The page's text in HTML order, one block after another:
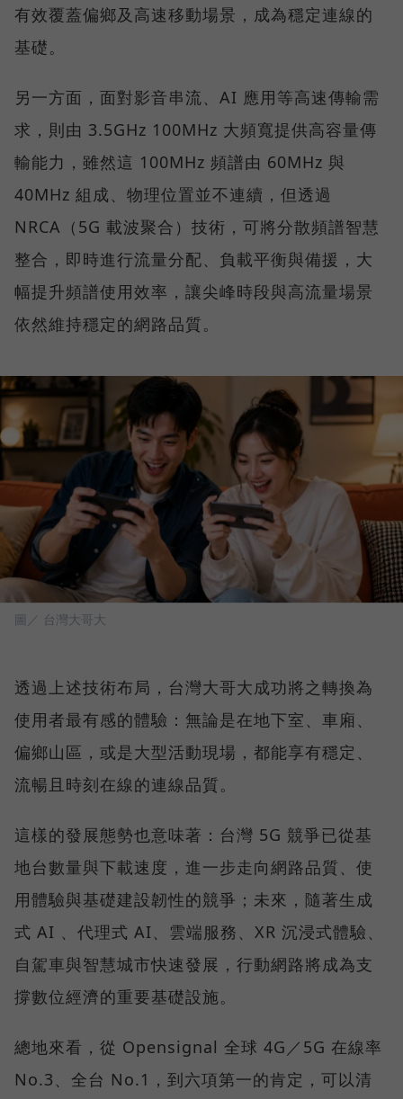
有效覆蓋偏鄉及高速移動場景，成為穩定連線的
基礎。
另一方面，面對影音串流、AI 應用等高速傳輸需
求，則由 3.5GHz 100MHz 大頻寬提供高容量傳
輸能力，雖然這 100MHz 頻譜由 60MHz 與
40MHz 組成、物理位置並不連續，但透過
NRCA（5G 載波聚合）技術，可將分散頻譜智慧
整合，即時進行流量分配、負載平衡與備援，大
幅提升頻譜使用效率，讓尖峰時段與高流量場景
依然維持穩定的網路品質。
圖／ 台灣大哥大
透過上述技術布局，台灣大哥大成功將之轉換為
使用者最有感的體驗：無論是在地下室、車廂、
偏鄉山區，或是大型活動現場，都能享有穩定、
流暢且時刻在線的連線品質。
這樣的發展態勢也意味著：台灣 5G 競爭已從基
地台數量與下載速度，進一步走向網路品質、使
用體驗與基礎建設韌性的競爭；未來，隨著生成
式 AI 、代理式 AI、雲端服務、XR 沉浸式體驗、
自駕車與智慧城市快速發展，行動網路將成為支
撐數位經濟的重要基礎設施。
總地來看，從 Opensignal 全球 4G／5G 在線率
No.3、全台 No.1，到六項第一的肯定，可以清